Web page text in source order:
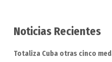
Noticias Recientes
Totaliza Cuba otras cinco